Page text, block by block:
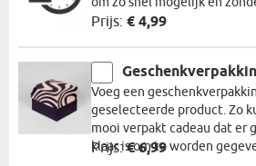
Prijs: € 4,99
Voeg een
geselecteerde product. Zo
mooi verpakt cadeau dat er
klaar is om te worden
Prijs:€ 6,99